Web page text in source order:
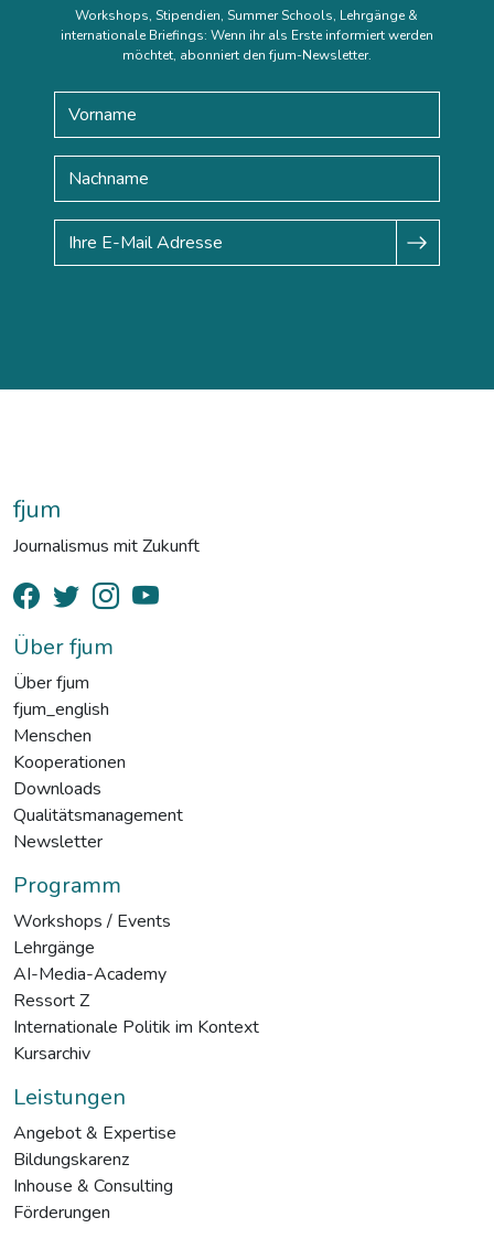
Workshops, Stipendien, Summer Schools, Lehrgänge &
internationale Briefings: Wenn ihr als Erste informiert werden
möchtet, abonniert den fjum-Newsletter.
fjum
Journalismus mit Zukunft
Über fjum
Über fjum
fjum_english
Menschen
Kooperationen
Downloads
Qualitätsmanagement
Newsletter
Programm
Workshops / Events
Lehrgänge
AI-Media-Academy
Ressort Z
Internationale Politik im Kontext
Kursarchiv
Leistungen
Angebot & Expertise
Bildungskarenz
Inhouse & Consulting
Förderungen